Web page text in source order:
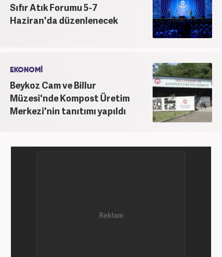
Sıfır Atık Forumu 5-7
Haziran'da düzenlenecek
EKONOMİ
Beykoz Cam ve Billur
Müzesi'nde Kompost Üretim
Merkezi'nin tanıtımı yapıldı